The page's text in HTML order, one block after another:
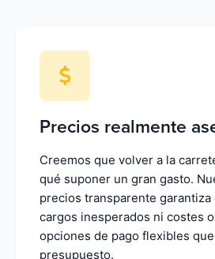
Precios realmente
Creemos que volver a la
qué suponer un gran gasto.
precios transparente garantiza
cargos inesperados ni costes
opciones de pago flexibles
presupuesto.